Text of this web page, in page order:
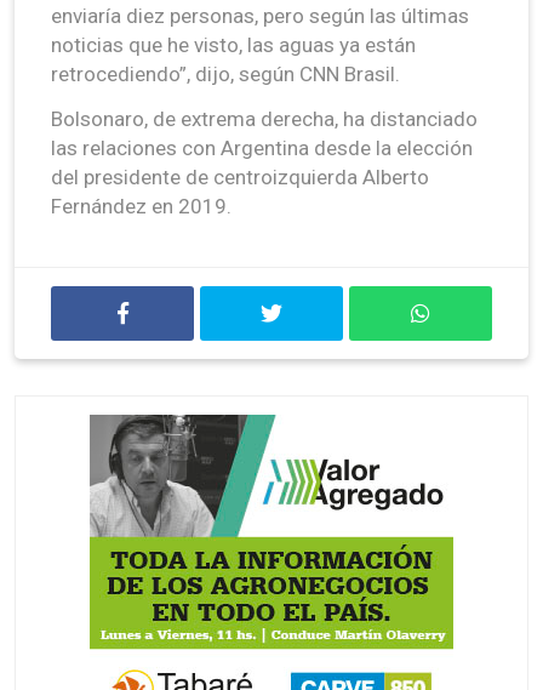
enviaría diez personas, pero según las últimas
noticias que he visto, las aguas ya están
retrocediendo”, dijo, según CNN Brasil.
Bolsonaro, de extrema derecha, ha distanciado
las relaciones con Argentina desde la elección
del presidente de centroizquierda Alberto
Fernández en 2019.